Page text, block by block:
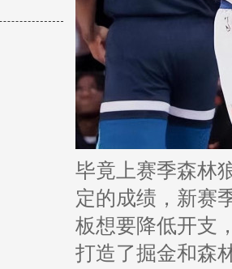
毕竟上赛季森林
定的成绩，新赛
板想要降低开支
打造了掘金和森